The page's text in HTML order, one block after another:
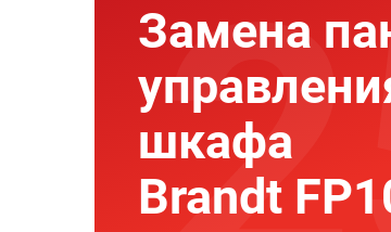
Замена
шкафа
Brandt